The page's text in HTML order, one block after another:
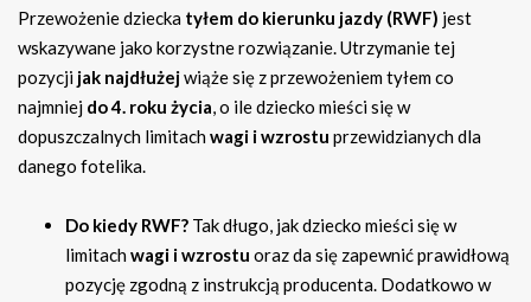
Przewożenie dziecka tyłem do kierunku jazdy (RWF) jest
wskazywane jako korzystne rozwiązanie. Utrzymanie tej
pozycji jak najdłużejwiąże się z przewożeniem tyłem co
najmniej do 4. roku życia, o ile dziecko mieści się w
dopuszczalnych limitachwagi i wzrostu przewidzianych dla
danego fotelika.
Do kiedy RWF? Tak długo, jak dziecko mieści się w
limitachwagi i wzrostu oraz da się zapewnić prawidłową
pozycję zgodną z instrukcją producenta. Dodatkowo w